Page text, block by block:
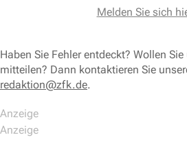
Melden Sie sich
Haben Sie Fehler entdeckt? Wollen
mitteilen? Dann kontaktieren Sie
redaktion@zfk.de.